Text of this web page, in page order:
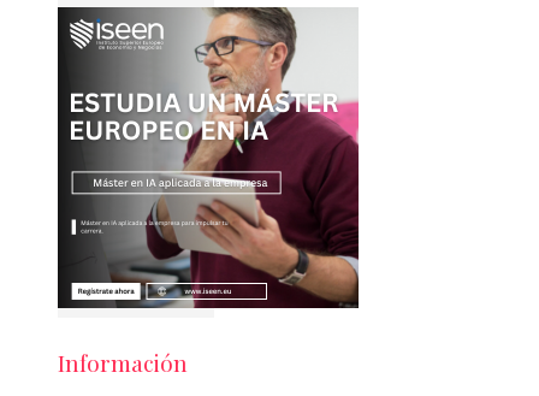
Información